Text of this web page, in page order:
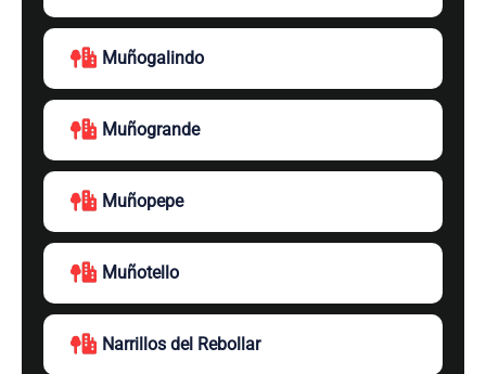
Muñogalindo
Muñogrande
Muñopepe
Muñotello
Narrillos del Rebollar